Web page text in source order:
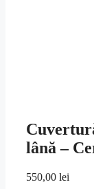
lână –
550,00 lei